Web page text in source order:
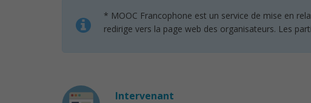
* MOOC Francophone est un service de mise en
redirige vers la page web des organisateurs. Les
Intervenant